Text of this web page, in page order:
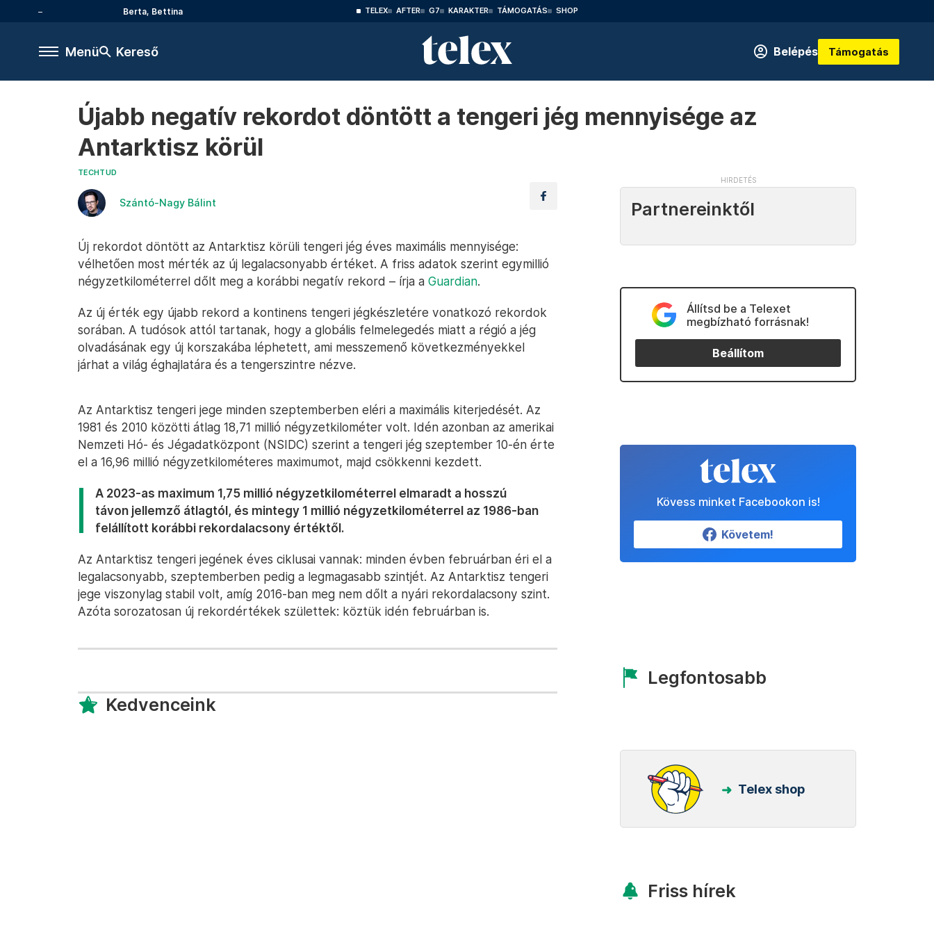
Berta, Bettina TELEX AFTER G7 KARAKTER TÁMOGATÁS SHOP
Menü Kereső Belépés Támogatás
Újabb negatív rekordot döntött a tengeri jég mennyisége az
Antarktisz körül
TECHTUD
Szántó-Nagy Bálint
Új rekordot döntött az Antarktisz körüli tengeri jég éves maximális mennyisége:
vélhetően most mérték az új legalacsonyabb értéket. A friss adatok szerint egymillió
négyzetkilométerrel dőlt meg a korábbi negatív rekord – írja a Guardian.
Az új érték egy újabb rekord a kontinens tengeri jégkészletére vonatkozó rekordok
sorában. A tudósok attól tartanak, hogy a globális felmelegedés miatt a régió a jég
olvadásának egy új korszakába léphetett, ami messzemenő következményekkel
járhat a világ éghajlatára és a tengerszintre nézve.
Az Antarktisz tengeri jege minden szeptemberben eléri a maximális kiterjedését. Az
1981 és 2010 közötti átlag 18,71 millió négyzetkilométer volt. Idén azonban az amerikai
Nemzeti Hó- és Jégadatközpont (NSIDC) szerint a tengeri jég szeptember 10-én érte
el a 16,96 millió négyzetkilométeres maximumot, majd csökkenni kezdett.
A 2023-as maximum 1,75 millió négyzetkilométerrel elmaradt a hosszú
távon jellemző átlagtól, és mintegy 1 millió négyzetkilométerrel az 1986-ban
felállított korábbi rekordalacsony értéktől.
Az Antarktisz tengeri jegének éves ciklusai vannak: minden évben februárban éri el a
legalacsonyabb, szeptemberben pedig a legmagasabb szintjét. Az Antarktisz tengeri
jege viszonylag stabil volt, amíg 2016-ban meg nem dőlt a nyári rekordalacsony szint.
Azóta sorozatosan új rekordértékek születtek: köztük idén februárban is.
Kedvenceink
Partnereinktől
Állítsd be a Telexet
megbízható forrásnak!
Beállítom
Kövess minket Facebookon is!
Követem!
Legfontosabb
Telex shop
Friss hírek